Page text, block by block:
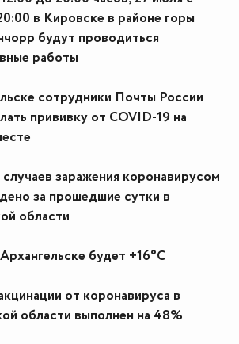
в Кировске в районе горы
будут проводиться
работы
сотрудники Почты России
прививку от COVID-19 на
заражения коронавирусом
за прошедшие сутки в
области
будет +16°С
от коронавируса в
области выполнен на 48%